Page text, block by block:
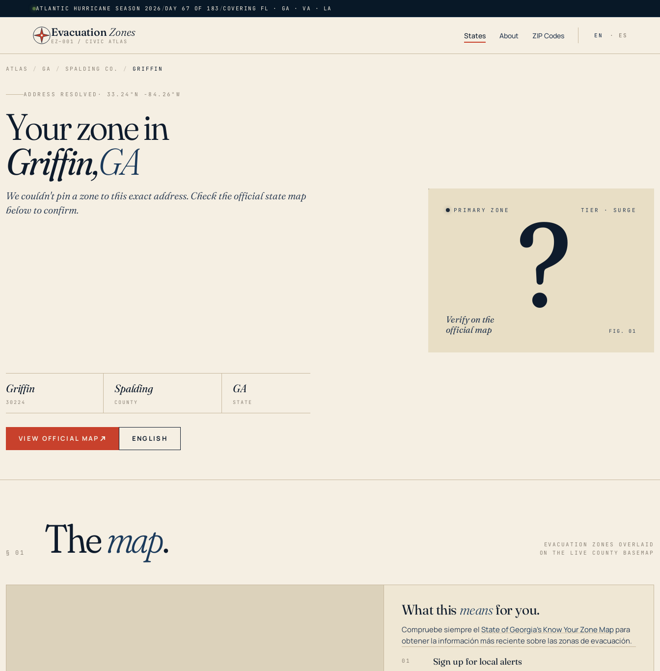
ATLANTIC HURRICANE SEASON 2026 /DAY 67 OF 183 /COVERING FL · GA · VA · LA
EvacuationZones
EZ–001 / CIVIC ATLAS
States About ZIP Codes EN · ES
ATLAS / GA / SPALDING CO. / GRIFFIN
ADDRESS RESOLVED · 33.24°N -84.26°W
Your zone in
Griffin,GA
We couldn't pin a zone to this exact address. Check the official state map
below to confirm.
Griffin
30224
Spalding
COUNTY
GA
STATE
VIEW OFFICIAL MAP ENGLISH
PRIMARY ZONE TIER · SURGE
?
Verify on the
official map
FIG. 01
§ 01 Themap.
EVACUATION ZONES OVERLAID
ON THE LIVE COUNTY BASEMAP
What this meansfor you.
Compruebe siempre elState of Georgia's Know Your Zone Mappara
obtener la información más reciente sobre las zonas de evacuación.
01 Sign up for local alerts